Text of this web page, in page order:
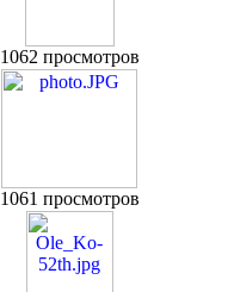
1062 просмотров
1061 просмотров